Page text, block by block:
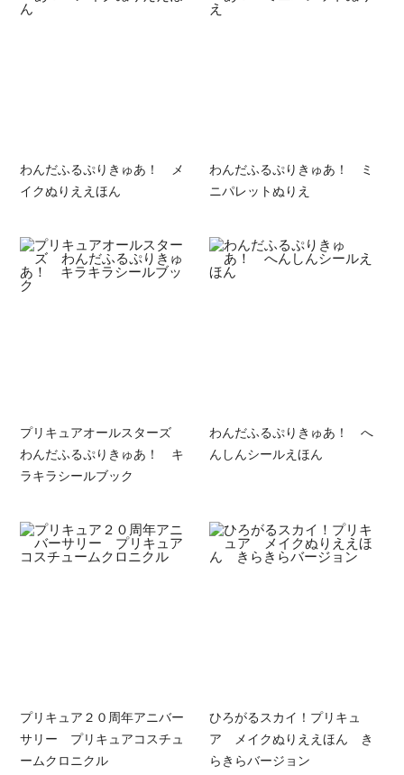
わんだふるぷりきゅあ！ メ
イクぬりええほん
わんだふるぷりきゅあ！ ミ
ニパレットぬりえ
プリキュアオールスターズ
わんだふるぷりきゅあ！ キ
ラキラシールブック
わんだふるぷりきゅあ！ へ
んしんシールえほん
プリキュア２０周年アニバー
サリー プリキュアコスチュ
ームクロニクル
ひろがるスカイ！プリキュ
ア メイクぬりええほん き
らきらバージョン